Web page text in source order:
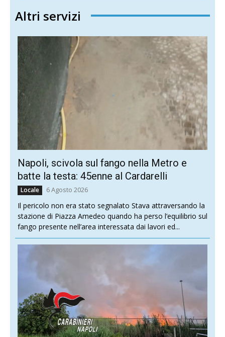
Altri servizi
Napoli, scivola sul fango nella Metro e
batte la testa: 45enne al Cardarelli
Locale 6 Agosto 2026
Il pericolo non era stato segnalato Stava attraversando la
stazione di Piazza Amedeo quando ha perso l’equilibrio sul
fango presente nell’area interessata dai lavori ed...